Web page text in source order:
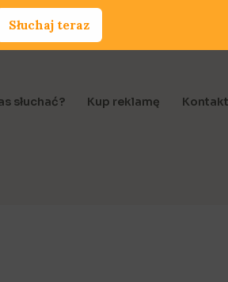
słuchać? Kup reklamę Kontakt
Słuchaj teraz